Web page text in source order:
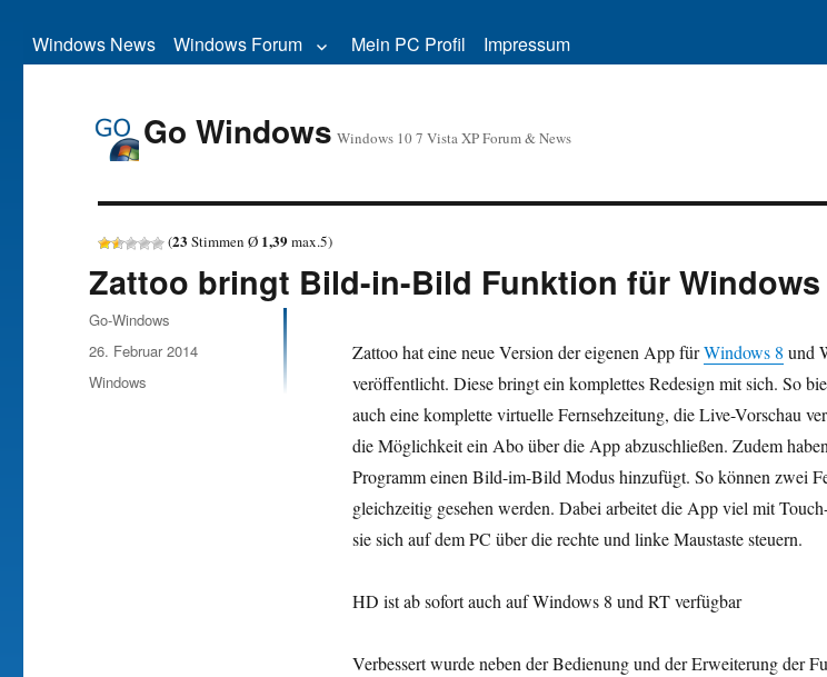
Windows News Windows Forum Mein PC Profil Impressum
Go Windows Windows 10 7 Vista XP Forum & News
(23 Stimmen Ø 1,39 max.5)
Zattoo bringt Bild-in-Bild Funktion für Windows
Zattoo hat eine neue Version der eigenen App fürWindows 8 und
veröffentlicht. Diese bringt ein komplettes Redesign mit sich. So
auch eine komplette virtuelle Fernsehzeitung, die Live-Vorschau
die Möglichkeit ein Abo über die App abzuschließen. Zudem
Programm einen Bild-im-Bild Modus hinzufügt. So können zwei
gleichzeitig gesehen werden. Dabei arbeitet die App viel mit
sie sich auf dem PC über die rechte und linke Maustaste steuern.
HD ist ab sofort auch auf Windows 8 und RT verfügbar
Verbessert wurde neben der Bedienung und der Erweiterung der
Autor
Go-Windows
Veröffentlicht
am
26. Februar 2014
Kategorien
Windows